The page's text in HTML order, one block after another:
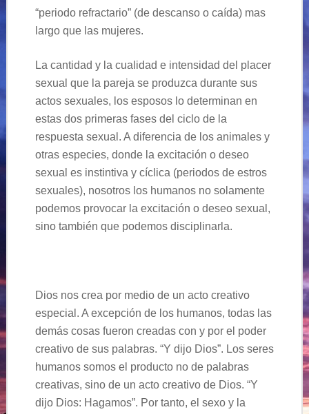
“periodo refractario” (de descanso o caída) mas
largo que las mujeres.
La cantidad y la cualidad e intensidad del placer
sexual que la pareja se produzca durante sus
actos sexuales, los esposos lo determinan en
estas dos primeras fases del ciclo de la
respuesta sexual. A diferencia de los animales y
otras especies, donde la excitación o deseo
sexual es instintiva y cíclica (periodos de estros
sexuales), nosotros los humanos no solamente
podemos provocar la excitación o deseo sexual,
sino también que podemos disciplinarla.
Dios nos crea por medio de un acto creativo
especial. A excepción de los humanos, todas las
demás cosas fueron creadas con y por el poder
creativo de sus palabras. “Y dijo Dios”. Los seres
humanos somos el producto no de palabras
creativas, sino de un acto creativo de Dios. “Y
dijo Dios: Hagamos”. Por tanto, el sexo y la